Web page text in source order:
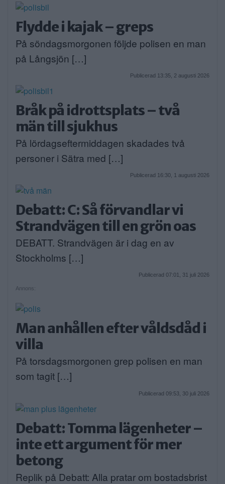
Flydde i kajak – greps
På söndagsmorgonen följde polisen en man
på Långsjön […]
Publicerad 13:35, 2 augusti 2026
Bråk på idrottsplats – två
män till sjukhus
På lördagseftermiddagen skadades två
personer i Sätra med […]
Publicerad 16:30, 1 augusti 2026
Debatt: C: Så förvandlar vi
Strandvägen till en grön oas
DEBATT. Strandvägen är i dag en av
Stockholms […]
Publicerad 07:01, 31 juli 2026
Annons:
Man anhållen efter våldsdåd i
villa
På torsdagsmorgonen grep polisen en man
som tagit […]
Publicerad 09:53, 30 juli 2026
Debatt: Tomma lägenheter –
inte ett argument för mer
betong
Replik på Debatt: Alla pratar om bostadsbrist